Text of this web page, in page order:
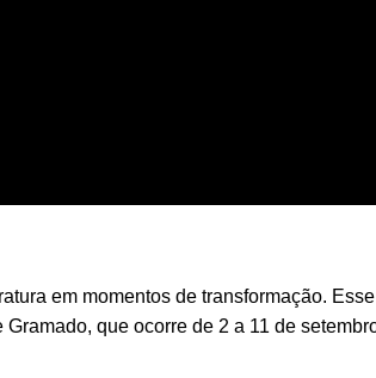
em momentos de transformação.
que ocorre de 2 a 11 de